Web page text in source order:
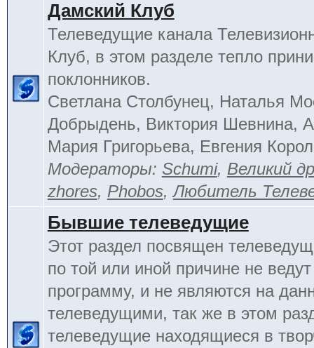
Дамский Клуб
Телеведущие канала
Клуб, в этом разделе тепло
поклонников.
Светлана Столбунец, Наталья
Добрыдень, Виктория Шевнина,
Мария Григорьева, Евгения
Модераторы: Schumi, Великий
zhores, Phobos,Любитель
Бывшие телеведущие
Этот раздел посвящен
по той или иной причине не
программу, и не являются на
телеведущими, так же в этом
телеведущие находящиеся в